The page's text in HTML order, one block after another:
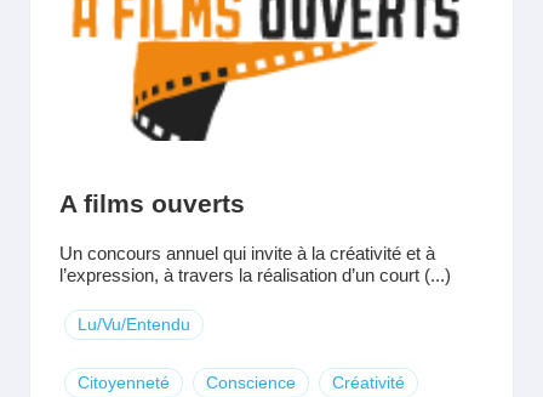
A films ouverts
Un concours annuel qui invite à la créativité et à
l’expression, à travers la réalisation d’un court (...)
Lu/Vu/Entendu
Citoyenneté Conscience Créativité